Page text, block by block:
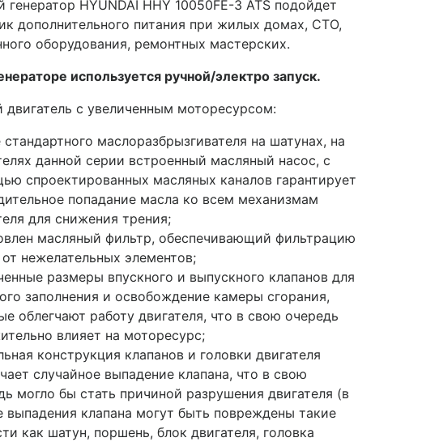
генератор HYUNDAI HHY 10050FE-3 ATS подойдет
дополнительного питания при жилых домах, СТО,
оборудования, ремонтных мастерских.
используется ручной/электро запуск.
с увеличенным моторесурсом:
маслоразбрызгивателя на шатунах, на
данной серии встроенный масляный насос, с
спроектированных масляных каналов гарантирует
попадание масла ко всем механизмам
для снижения трения;
масляный фильтр, обеспечивающий фильтрацию
нежелательных элементов;
размеры впускного и выпускного клапанов для
заполнения и освобождение камеры сгорания,
облегчают работу двигателя, что в свою очередь
влияет на моторесурс;
конструкция клапанов и головки двигателя
случайное выпадение клапана, что в свою
могло бы стать причиной разрушения двигателя (в
выпадения клапана могут быть повреждены такие
как шатун, поршень, блок двигателя, головка